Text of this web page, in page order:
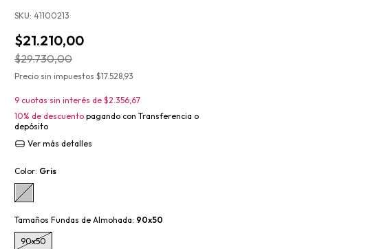
SKU: 41100213
$21.210,00
$29.730,00
Precio sin impuestos $17.528,93
9 cuotas sin interés de $2.356,67
10% de descuento pagando con Transferencia o
depósito
Ver más detalles
Color: Gris
Tamaños Fundas de Almohada: 90x50
90x50